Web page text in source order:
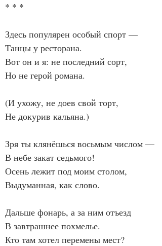
* * *
Здесь популярен особый спорт —
Танцы у ресторана.
Вот он и я: не последний сорт,
Но не герой романа.
(И ухожу, не доев свой торт,
Не докурив кальяна.)
Зря ты клянёшься восьмым числом —
В небе закат седьмого!
Осень лежит под моим столом,
Выдуманная, как слово.
Дальше фонарь, а за ним отъезд
В завтрашнее похмелье.
Кто там хотел перемены мест?